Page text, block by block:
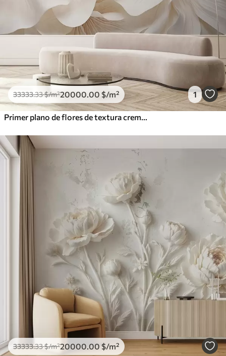
33333.33$/m²20000 .00 $/m² 1
33333.33$/m²20000 .00 $/m²